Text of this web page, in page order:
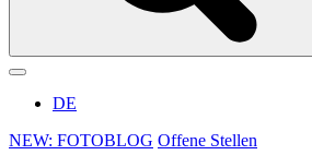
DE
NEW: FOTOBLOG Offene Stellen